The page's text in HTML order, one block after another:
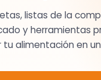
listas de la
y herramientas
tu alimentación en